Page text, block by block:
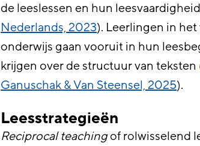
de leeslessen en hun
Nederlands, 2023). Leerlingen in
onderwijs gaan vooruit in hun
krijgen over de structuur van teksten
Ganuschak & Van Steensel, 2025).
Leesstrategieën
Reciprocal teachingof rolwisselend